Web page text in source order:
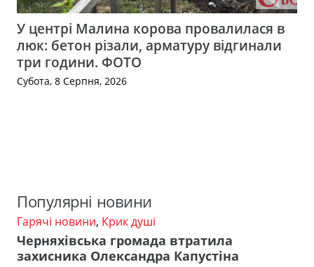
У центрі Малина корова провалилася в
люк: бетон різали, арматуру відгинали
три години. ФОТО
Субота, 8 Серпня, 2026
Популярні новини
Гарячі новини, Крик душі
Черняхівська громада втратила
захисника Олександра Капустіна